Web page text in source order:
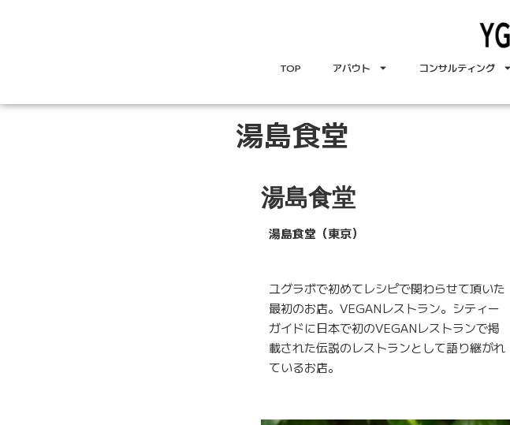
TOP アバウト コンサルティング
湯島食堂
湯島食堂
湯島食堂 （東京）
ユグラボで初めてレシピで関わらせて頂いた
最初のお店。VEGANレストラン。シティー
ガイドに日本で初のVEGANレストランで掲
載された伝説のレストランとして語り継がれ
ているお店。